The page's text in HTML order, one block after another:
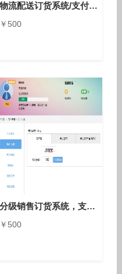
物流配送订货系统/支付宝微信支付/订货系统
￥500
分级销售订货系统，支付宝微信付款订货系统，物流供货系统
￥500